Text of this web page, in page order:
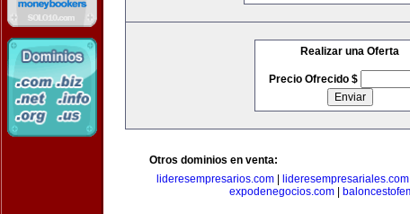
Realizar una Oferta
Precio Ofrecido $
Otros dominios en venta:
lideresempresarios.com| lideresempresariales.com|
expodenegocios.com|